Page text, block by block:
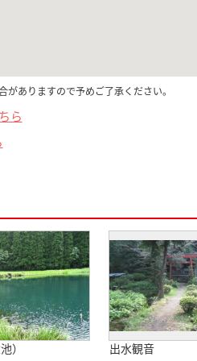
ありますので予めご了承ください。
ら
） 出水観音